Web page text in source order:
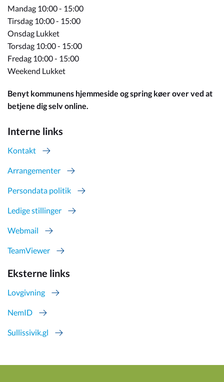
Mandag 10:00 - 15:00
Tirsdag 10:00 - 15:00
Onsdag Lukket
Torsdag 10:00 - 15:00
Fredag 10:00 - 15:00
Weekend Lukket
Benyt kommunens hjemmeside og spring køer over ved at
betjene dig selv online.
Interne links
Kontakt
Arrangementer
Persondata politik
Ledige stillinger
Webmail
TeamViewer
Eksterne links
Lovgivning
NemID
Sullissivik.gl